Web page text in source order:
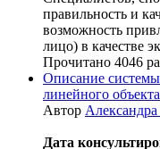
правильность и
возможность
лицо) в качестве
Прочитано 4046
Описание
линейного объекта
Автор
Дата